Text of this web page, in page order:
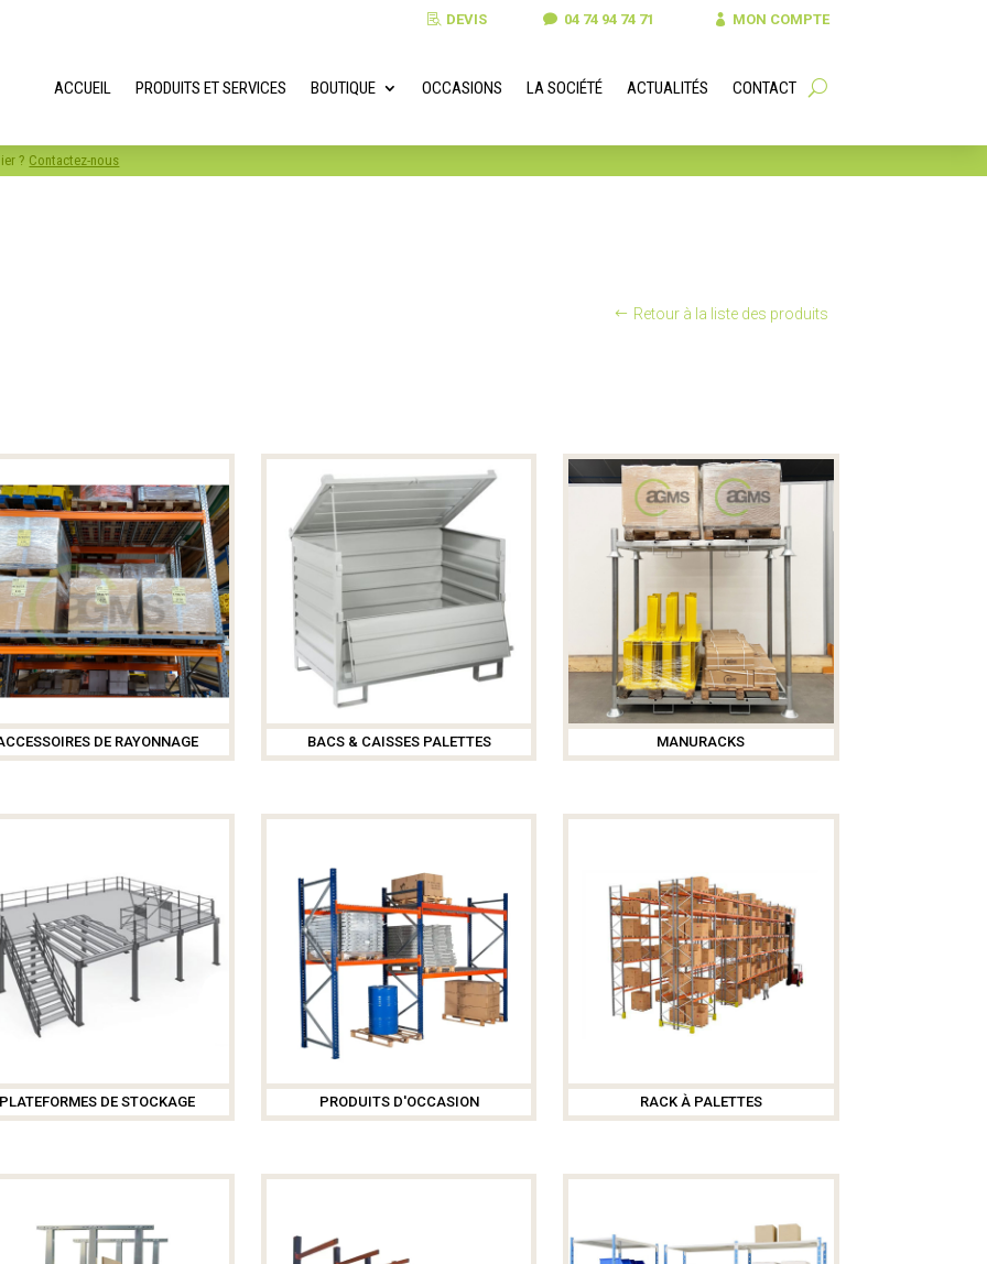
DEVIS 04 74 94 74 71 MON COMPTE
ACCUEIL PRODUITS ET SERVICES BOUTIQUE OCCASIONS LA SOCIÉTÉ ACTUALITÉS CONTACT
? Contactez-nous
Retour à la liste des produits
DE RAYONNAGE BACS & CAISSES PALETTES MANURACKS
PLATEFORMES DE STOCKAGE PRODUITS D'OCCASION RACK À PALETTES